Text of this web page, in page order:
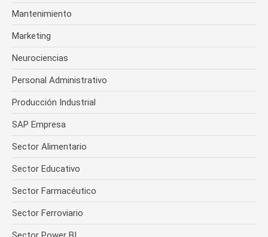
Mantenimiento
Marketing
Neurociencias
Personal Administrativo
Producción Industrial
SAP Empresa
Sector Alimentario
Sector Educativo
Sector Farmacéutico
Sector Ferroviario